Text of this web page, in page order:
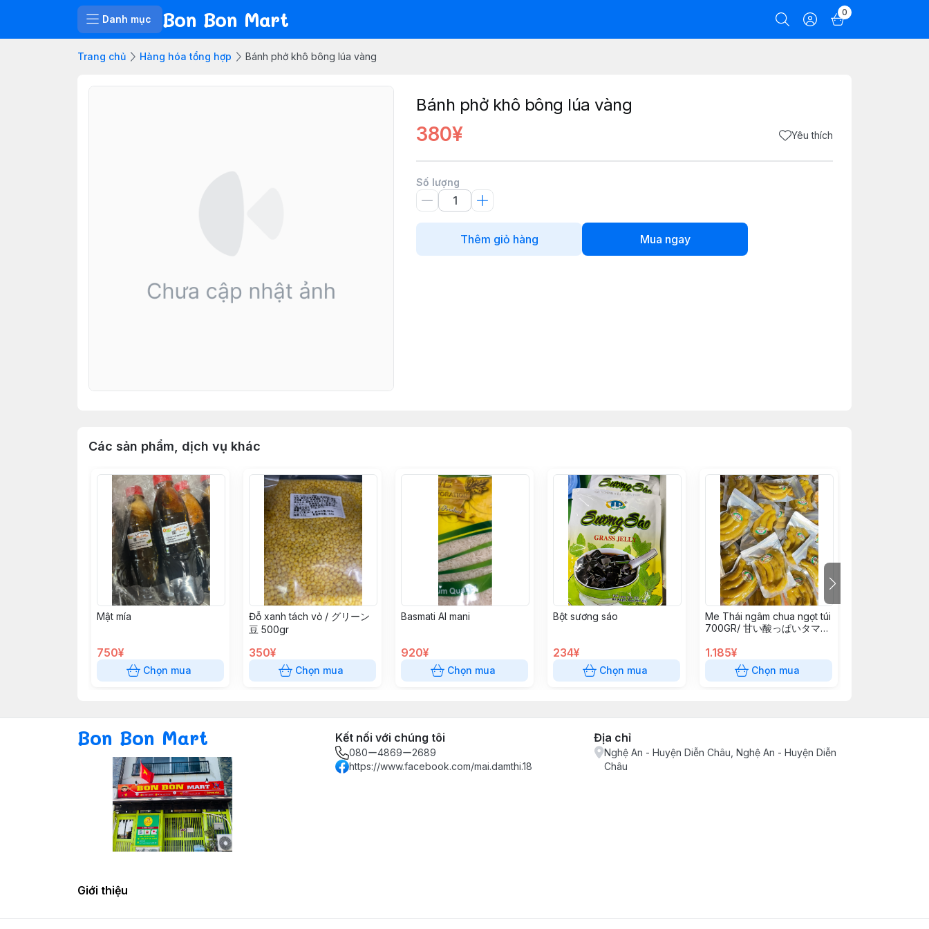
Danh mục Bon Bon Mart 0
Trang chủ Hàng hóa tổng hợp Bánh phở khô bông lúa vàng
Bánh phở khô bông lúa vàng
380¥ Yêu thích
Số lượng
Thêm giỏ hàng Mua ngay
Các sản phẩm, dịch vụ khác
Mật mía
750¥
Chọn mua
Đỗ xanh tách vỏ / グリーン
豆 500gr
350¥
Chọn mua
Basmati Al mani
920¥
Chọn mua
Bột sương sáo
234¥
Chọn mua
Me Thái ngâm chua ngọt túi
700GR/ 甘い酸っぱいタマリ
1.185¥
Chọn mua
Bon Bon Mart Kết nối với chúng tôi
080ー4869ー2689
https://www.facebook.com/mai.damthi.18
Địa chỉ
Nghệ An - Huyện Diễn Châu, Nghệ An - Huyện Diễn
Châu
Giới thiệu